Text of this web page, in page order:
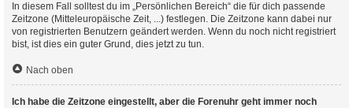
In diesem Fall solltest du im „Persönlichen Bereich“ die für dich passende
Zeitzone (Mitteleuropäische Zeit, ...) festlegen. Die Zeitzone kann dabei nur
von registrierten Benutzern geändert werden. Wenn du noch nicht registriert
bist, ist dies ein guter Grund, dies jetzt zu tun.
Nach oben
Ich habe die Zeitzone eingestellt, aber die Forenuhr geht immer noch